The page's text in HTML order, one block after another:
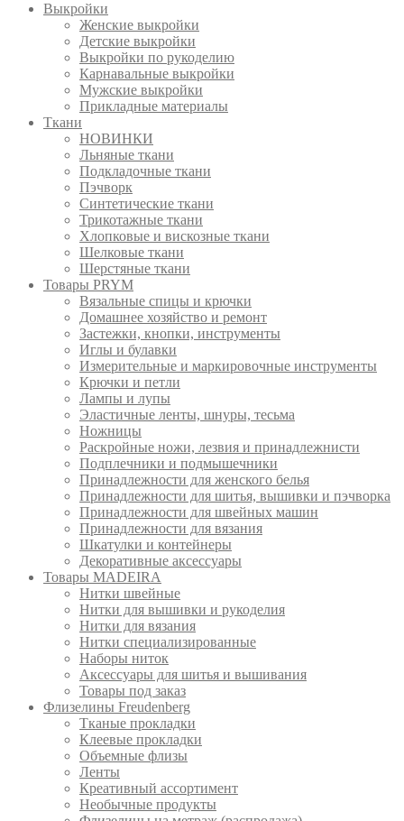
Выкройки
Женские выкройки
Детские выкройки
Выкройки по рукоделию
Карнавальные выкройки
Мужские выкройки
Прикладные материалы
Ткани
НОВИНКИ
Льняные ткани
Подкладочные ткани
Пэчворк
Синтетические ткани
Трикотажные ткани
Хлопковые и вискозные ткани
Шелковые ткани
Шерстяные ткани
Товары PRYM
Вязальные спицы и крючки
Домашнее хозяйство и ремонт
Застежки, кнопки, инструменты
Иглы и булавки
Измерительные и маркировочные инструменты
Крючки и петли
Лампы и лупы
Эластичные ленты, шнуры, тесьма
Ножницы
Раскройные ножи, лезвия и принадлежнисти
Подплечники и подмышечники
Принадлежности для женского белья
Принадлежности для шитья, вышивки и пэчворка
Принадлежности для швейных машин
Принадлежности для вязания
Шкатулки и контейнеры
Декоративные аксессуары
Товары MADEIRA
Нитки швейные
Нитки для вышивки и рукоделия
Нитки для вязания
Нитки специализированные
Наборы ниток
Аксессуары для шитья и вышивания
Товары под заказ
Флизелины Freudenberg
Тканые прокладки
Клеевые прокладки
Объемные флизы
Ленты
Креативный ассортимент
Необычные продукты